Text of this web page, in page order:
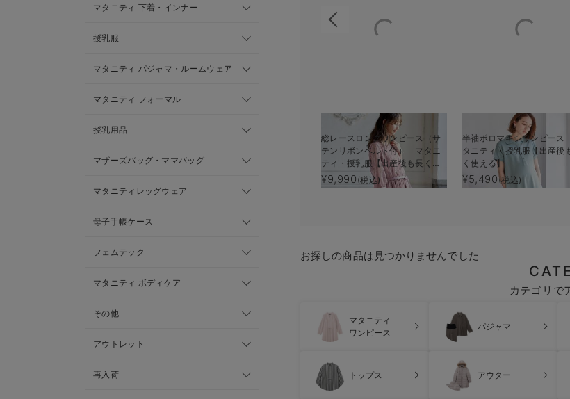
マタニティ 下着・インナー
授乳服
マタニティ パジャマ・ルームウェア
マタニティ フォーマル
授乳用品
マザーズバッグ・ママバッグ
マタニティレッグウェア
母子手帳ケース
フェムテック
マタニティ ボディケア
その他
アウトレット
再入荷
総レースロングワンピース（サ
テンリボンベルト付） マタニ
ティ・授乳服【出産後も長く使
える】
¥9,990 (税込)
半袖ポロマキシワンピー
タニティ・授乳服【出産後
く使える】
¥5,490(税込)
お探しの商品は見つかりませんでした
カテゴリで
マタニティ
ワンピース
パジャマ
トップス アウター